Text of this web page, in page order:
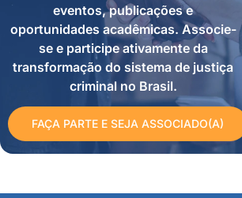
eventos, publicações e
oportunidades acadêmicas. Associe-
se e participe ativamente da
transformação do sistema de justiça
criminal no Brasil.
FAÇA PARTE E SEJA ASSOCIADO(A)